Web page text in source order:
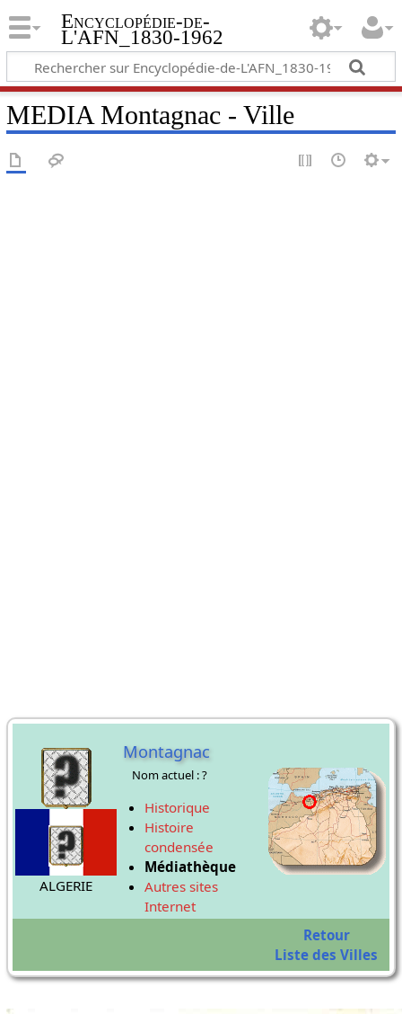
Encyclopédie-de-
L'AFN_1830-1962
MEDIA Montagnac - Ville
ALGERIE
Montagnac
Nom actuel : ?
Historique
Histoire
condensée
Médiathèque
Autres sites
Internet
Retour
Liste des Villes